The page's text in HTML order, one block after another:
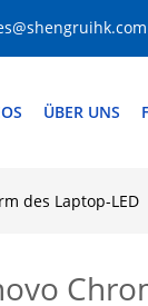
ÜBER UNS
des Laptop-LED